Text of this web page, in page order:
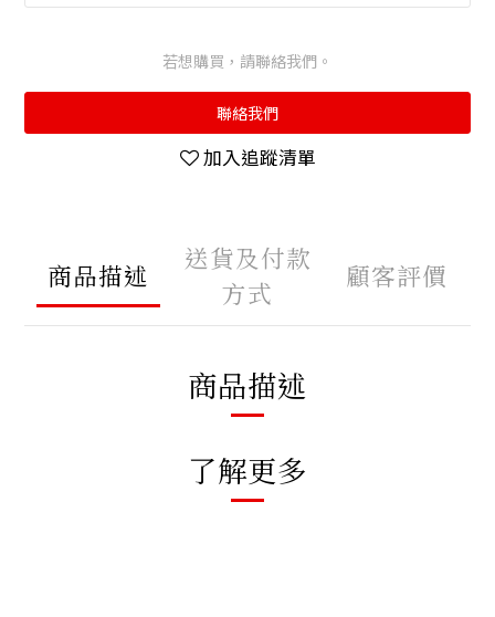
若想購買，請聯絡我們。
聯絡我們
加入追蹤清單
商品描述
送貨及付款
方式
顧客評價
商品描述
了解更多